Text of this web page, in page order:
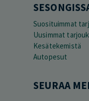
Suosituimmat
Uusimmat
Kesätekemistä
Autopesut
SEURAA